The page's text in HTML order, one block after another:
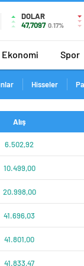
DOLAR
47,7097 0.17%
Ekonomi Spor
Hisseler
Alış
6.502,92
10.499,00
20.998,00
41.696,03
41.801,00
41.833,47